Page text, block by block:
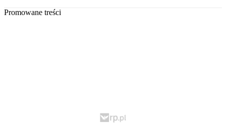
Promowane treści